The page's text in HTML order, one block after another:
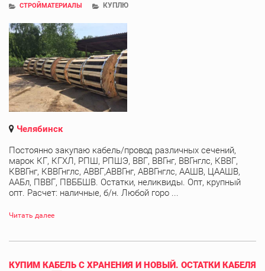
СТРОЙМАТЕРИАЛЫ КУПЛЮ
Челябинск
Постоянно закупаю кабель/провод различных сечений,
марок КГ, КГХЛ, РПШ, РПШЭ, ВВГ, ВВГнг, ВВГнглс, КВВГ,
КВВГнг, КВВГнглс, АВВГ,АВВГнг, АВВГнглс, ААШВ, ЦААШВ,
ААБл, ПВВГ, ПВББШВ. Остатки, неликвиды. Опт, крупный
опт. Расчет: наличные, б/н. Любой горо ...
Читать далее
КУПИМ КАБЕЛЬ С ХРАНЕНИЯ И НОВЫЙ. ОСТАТКИ КАБЕЛЯ